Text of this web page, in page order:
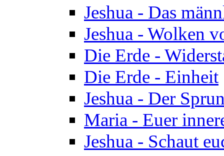
Jeshua - Das
Jeshua - Wolken
Die Erde -
Die Erde - Einheit
Jeshua - Der
Maria - Euer
Jeshua - Schaut